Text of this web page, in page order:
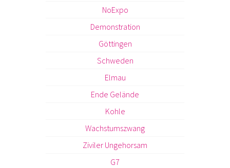
NoExpo
Demonstration
Göttingen
Schweden
Elmau
Ende Gelände
Kohle
Wachstumszwang
Ziviler Ungehorsam
G7